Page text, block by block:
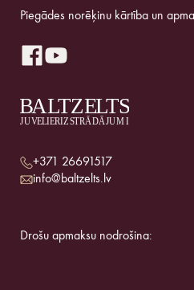
Piegādes norēķinu kārtība un
+371 26691517
info@baltzelts.lv
Drošu apmaksu nodrošina: